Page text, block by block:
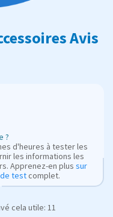
Avis
?
d'heures à tester les
les informations les
Apprenez-en plus sur
testcomplet.
cela utile: 11